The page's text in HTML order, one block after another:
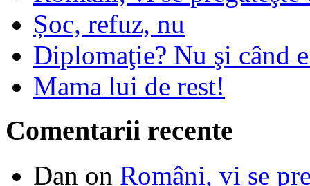
Șoc, refuz, nu
Diplomaţie? Nu şi când
Mama lui de rest!
Comentarii recente
Dan on Români, vi se